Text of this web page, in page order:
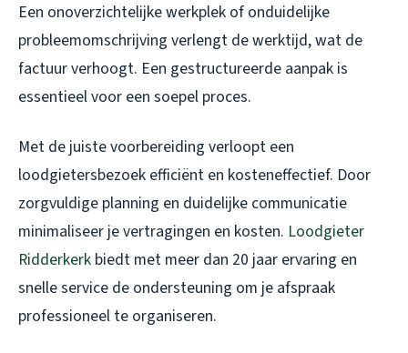
Een onoverzichtelijke werkplek of onduidelijke
probleemomschrijving verlengt de werktijd, wat de
factuur verhoogt. Een gestructureerde aanpak is
essentieel voor een soepel proces.
Met de juiste voorbereiding verloopt een
loodgietersbezoek efficiënt en kosteneffectief. Door
zorgvuldige planning en duidelijke communicatie
minimaliseer je vertragingen en kosten. Loodgieter
Ridderkerk biedt met meer dan 20 jaar ervaring en
snelle service de ondersteuning om je afspraak
professioneel te organiseren.